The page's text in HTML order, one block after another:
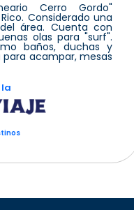
Cerro Gordo"
Considerado una
área. Cuenta con
olas para "surf".
baños, duchas y
para acampar, mesas